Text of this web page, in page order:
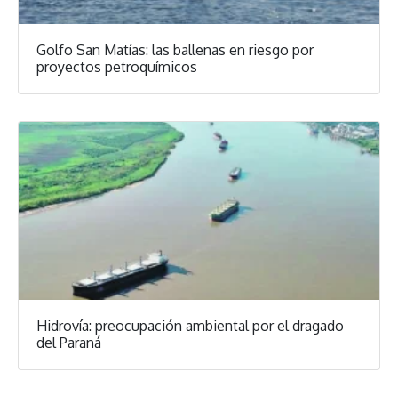
Golfo San Matías: las ballenas en riesgo por
proyectos petroquímicos
Hidrovía: preocupación ambiental por el dragado
del Paraná